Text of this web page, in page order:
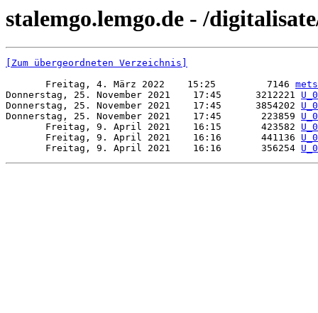
stalemgo.lemgo.de - /
[Zum übergeordneten Verzeichnis]
       Freitag, 4. März 2022    15:25         7146
Donnerstag, 25. November 2021    17:45      3212221
Donnerstag, 25. November 2021    17:45      3854202
Donnerstag, 25. November 2021    17:45       223859
       Freitag, 9. April 2021    16:15       423582
       Freitag, 9. April 2021    16:16       441136
       Freitag, 9. April 2021    16:16       356254